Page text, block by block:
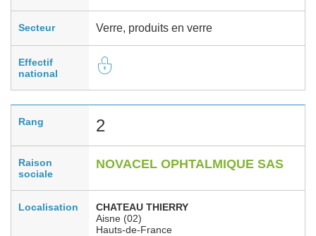
Secteur Verre, produits en verre
Effectif
national
Rang 2
Raison
sociale
NOVACEL OPHTALMIQUE SAS
Localisation
CHATEAU THIERRY
Aisne (02)
Hauts-de-France